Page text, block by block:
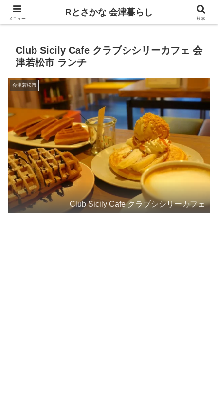
飲食、観光、イベント。食べて遊ぶ
Club Sicily Cafe クラブシシリーカフェ 会
津若松市 ランチ
会津若松市
Club Sicily Cafe クラブシシリーカフェ
メニュー
Rとさかな 会津暮らし
検索